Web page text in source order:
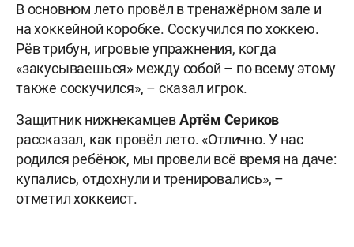
В основном лето провёл в тренажёрном зале и
на хоккейной коробке. Соскучился по хоккею.
Рёв трибун, игровые упражнения, когда
«закусываешься» между собой – по всему этому
также соскучился», – сказал игрок.
Защитник нижнекамцевАртём Сериков
рассказал, как провёл лето. «Отлично. У нас
родился ребёнок, мы провели всё время на даче:
купались, отдохнули и тренировались», –
отметил хоккеист.